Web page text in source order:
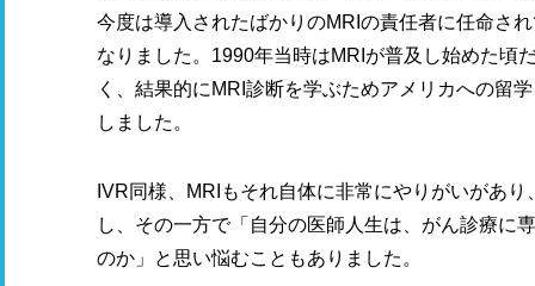
今度は導入されたばかりのMRIの責任者に任命さ
なりました。1990年当時はMRIが普及し始めた頃
く、結果的にMRI診断を学ぶためアメリカへの留
しました。
IVR同様、MRIもそれ自体に非常にやりがいがあ
し、その一方で「自分の医師人生は、がん診療に
のか」と思い悩むこともありました。